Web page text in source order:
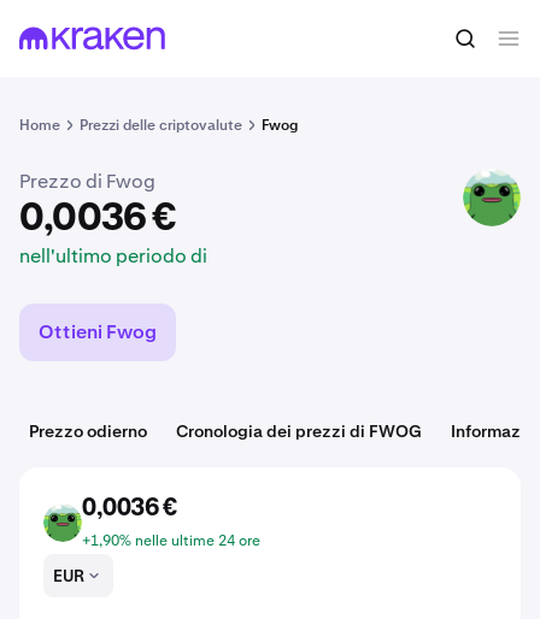
Home Prezzi delle criptovalute Fwog
0,0036 € Acquista FWOG
Prezzo di Fwog
0,0036 €
nell'ultimo periodo di
FWOG
Ottieni Fwog
Prezzo odierno Cronologia dei prezzi di FWOG
FWOG
0,0036 €
+1,90% nelle ultime 24 ore
EUR